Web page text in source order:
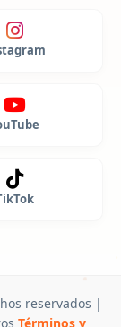
reservados |
Términos y